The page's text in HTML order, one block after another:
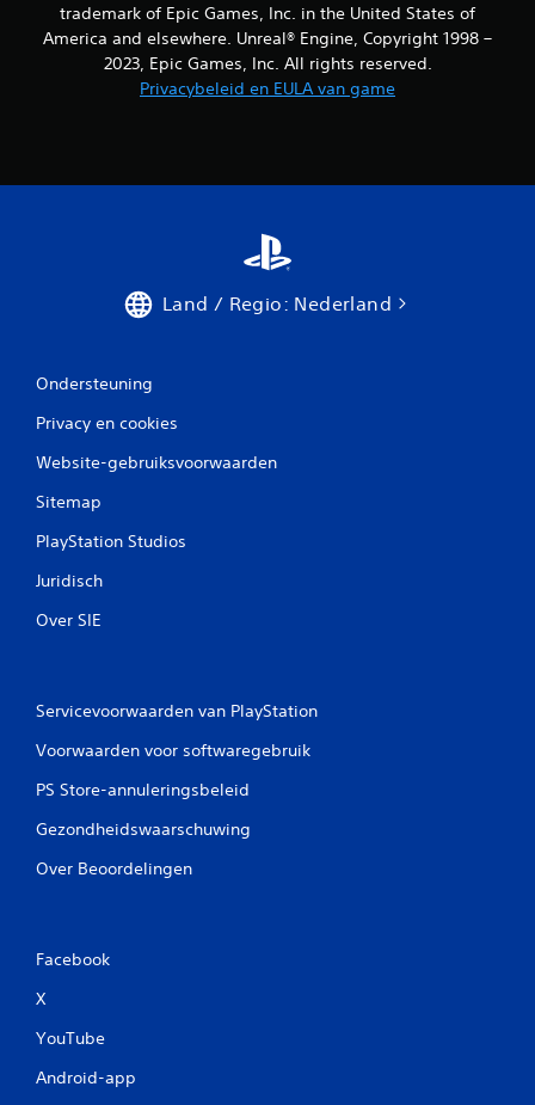
trademark of Epic Games, Inc. in the United States of
America and elsewhere. Unreal® Engine, Copyright 1998 –
2023, Epic Games, Inc. All rights reserved.
Privacybeleid en EULA van game
Land / Regio: Nederland
Ondersteuning
Privacy en cookies
Website-gebruiksvoorwaarden
Sitemap
PlayStation Studios
Juridisch
Over SIE
Servicevoorwaarden van PlayStation
Voorwaarden voor softwaregebruik
PS Store-annuleringsbeleid
Gezondheidswaarschuwing
Over Beoordelingen
Facebook
X
YouTube
Android-app